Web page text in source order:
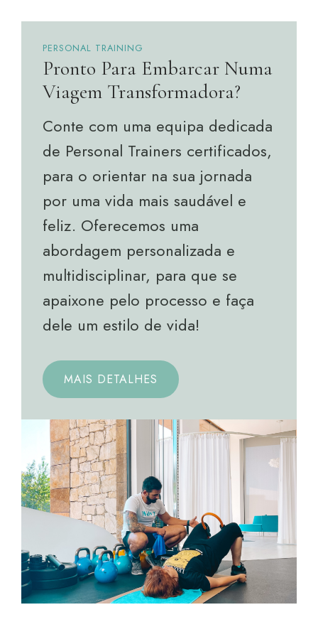
PERSONAL TRAINING
Pronto Para Embarcar Numa
Viagem Transformadora?
Conte com uma equipa dedicada
de Personal Trainers certificados,
para o orientar na sua jornada
por uma vida mais saudável e
feliz. Oferecemos uma
abordagem personalizada e
multidisciplinar, para que se
apaixone pelo processo e faça
dele um estilo de vida!
MAIS DETALHES